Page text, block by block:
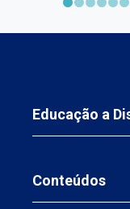
Educação a
Conteúdos